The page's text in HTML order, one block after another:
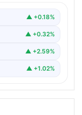
▲ +0.18%
▲ +0.32%
▲ +2.59%
▲ +1.02%